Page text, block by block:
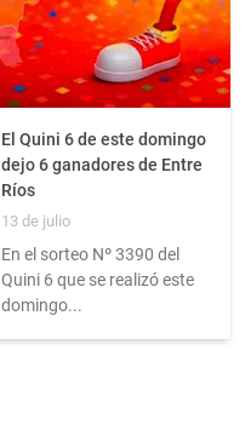
El Quini 6 de este domingo
dejo 6 ganadores de Entre
Ríos
13 de julio
En el sorteo Nº 3390 del
Quini 6 que se realizó este
domingo...